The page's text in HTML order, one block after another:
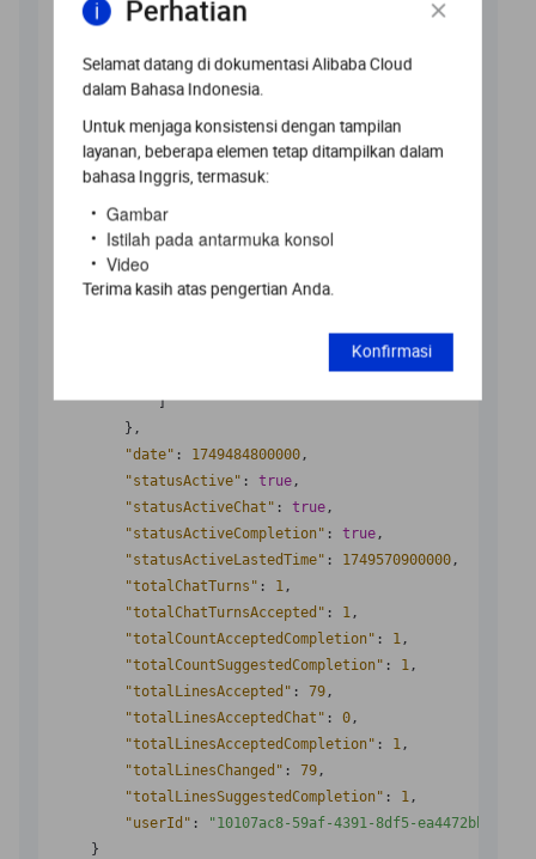
Perhatian
Selamat datang di dokumentasi Alibaba Cloud
dalam Bahasa Indonesia.
Untuk menjaga konsistensi dengan tampilan
layanan, beberapa elemen tetap ditampilkan dalam
bahasa Inggris, termasuk:
Gambar
Istilah pada antarmuka konsol
Video
Terima kasih atas pengertian Anda.
Konfirmasi
"acceptAssistantNewlineCount"
"linesAccepted": 79,
"linesChanged"
],
"completion"
{
"countSuggested"
"language": "java"
"linesSuggested": 1
]
} ,
"date" : 1749484800000 ,
"statusActive" : true ,
"statusActiveChat" : true ,
"statusActiveCompletion" : true ,
"statusActiveLastedTime" : 1749570900000 ,
"totalChatTurns" : 1 ,
"totalChatTurnsAccepted" : 1 ,
"totalCountAcceptedCompletion" : 1 ,
"totalCountSuggestedCompletion" : 1 ,
"totalLinesAccepted" : 79 ,
"totalLinesAcceptedChat" : 0 ,
"totalLinesAcceptedCompletion" : 1 ,
"totalLinesChanged" : 79 ,
"totalLinesSuggestedCompletion" : 1 ,
"userId" :
"10107ac8-59af-4391-8df5-ea4472bb****"
}